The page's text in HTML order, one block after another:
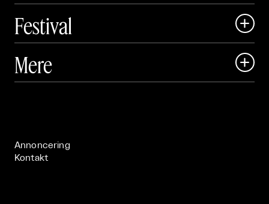
Festival

 Art Matter Festival
Mere 
Annoncering
Kontakt